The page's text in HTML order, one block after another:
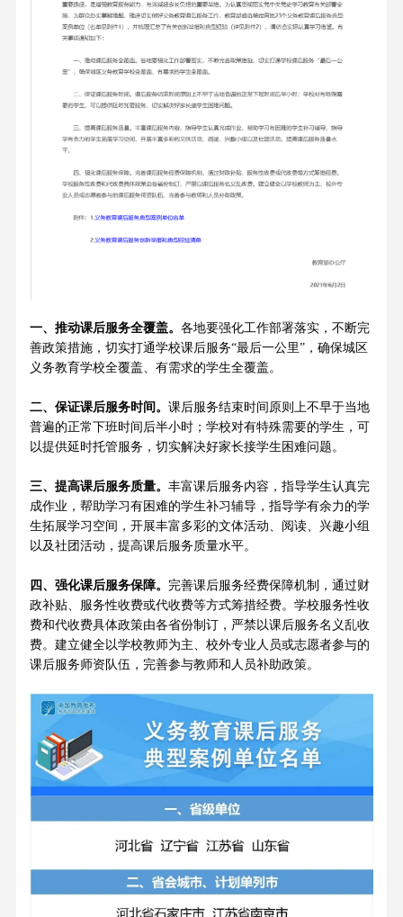
一、推动课后服务全覆盖。 各地要强化工作部署落实，不断完
善政策措施，切实打通学校课后服务“最后一公里”，确保城区
义务教育学校全覆盖、有需求的学生全覆盖。
二、保证课后服务时间。 课后服务结束时间原则上不早于当地
普遍的正常下班时间后半小时；学校对有特殊需要的学生，可
以提供延时托管服务，切实解决好家长接学生困难问题。
三、提高课后服务质量。 丰富课后服务内容，指导学生认真完
成作业，帮助学习有困难的学生补习辅导，指导学有余力的学
生拓展学习空间，开展丰富多彩的文体活动、阅读、兴趣小组
以及社团活动，提高课后服务质量水平。
四、强化课后服务保障。 完善课后服务经费保障机制，通过财
政补贴、服务性收费或代收费等方式筹措经费。学校服务性收
费和代收费具体政策由各省份制订，严禁以课后服务名义乱收
费。建立健全以学校教师为主、校外专业人员或志愿者参与的
课后服务师资队伍，完善参与教师和人员补助政策。